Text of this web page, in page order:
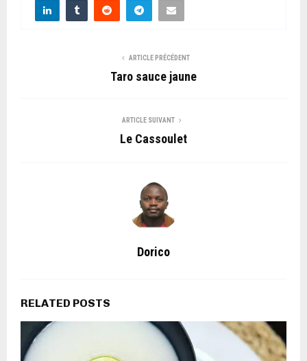
ARTICLE PRÉCÉDENT
Taro sauce jaune
ARTICLE SUIVANT
Le Cassoulet
Dorico
RELATED POSTS